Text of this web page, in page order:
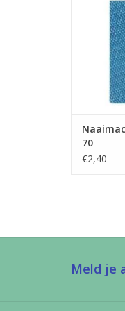
70
€2,40
Meld je